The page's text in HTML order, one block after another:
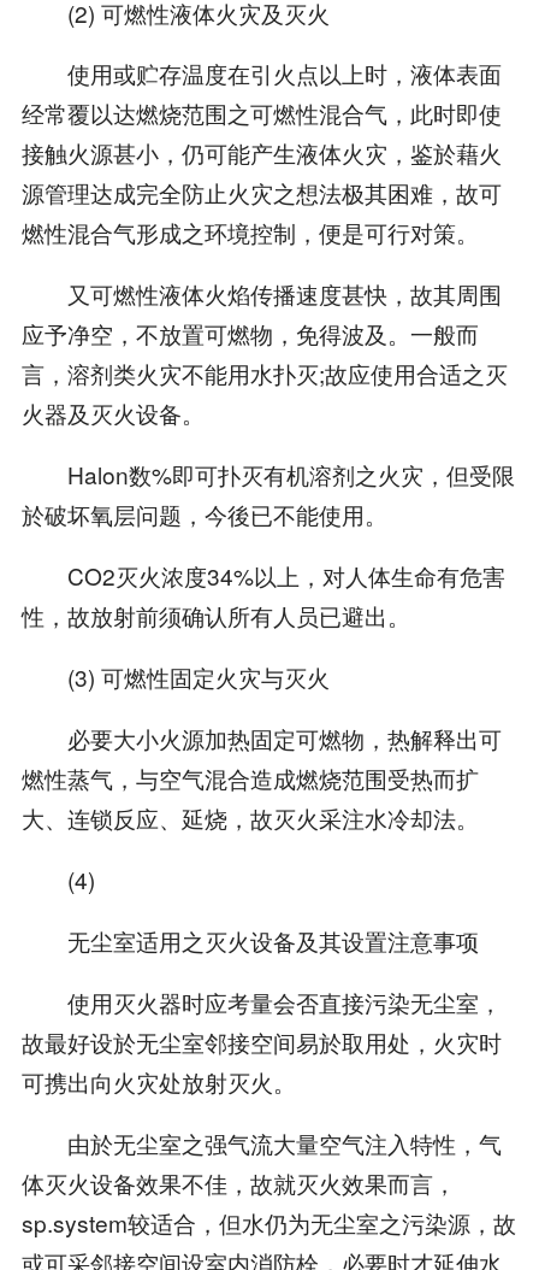
(2) 可燃性液体火灾及灭火
使用或贮存温度在引火点以上时，液体表面
经常覆以达燃烧范围之可燃性混合气，此时即使
接触火源甚小，仍可能产生液体火灾，鉴於藉火
源管理达成完全防止火灾之想法极其困难，故可
燃性混合气形成之环境控制，便是可行对策。
又可燃性液体火焰传播速度甚快，故其周围
应予净空，不放置可燃物，免得波及。一般而
言，溶剂类火灾不能用水扑灭;故应使用合适之灭
火器及灭火设备。
Halon数%即可扑灭有机溶剂之火灾，但受限
於破坏氧层问题，今後已不能使用。
CO2灭火浓度34%以上，对人体生命有危害
性，故放射前须确认所有人员已避出。
(3) 可燃性固定火灾与灭火
必要大小火源加热固定可燃物，热解释出可
燃性蒸气，与空气混合造成燃烧范围受热而扩
大、连锁反应、延烧，故灭火采注水冷却法。
(4)
无尘室适用之灭火设备及其设置注意事项
使用灭火器时应考量会否直接污染无尘室，
故最好设於无尘室邻接空间易於取用处，火灾时
可携出向火灾处放射灭火。
由於无尘室之强气流大量空气注入特性，气
体灭火设备效果不佳，故就灭火效果而言，
sp.system较适合，但水仍为无尘室之污染源，故
或可采邻接空间设室内消防栓，必要时才延伸水